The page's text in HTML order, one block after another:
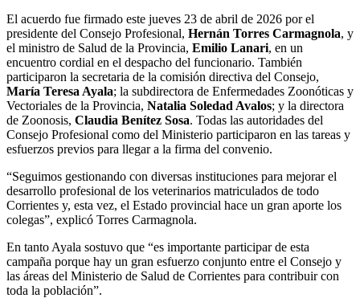
El acuerdo fue firmado este jueves 23 de abril de 2026 por el
presidente del Consejo Profesional, Hernán Torres Carmagnola, y
el ministro de Salud de la Provincia, Emilio Lanari, en un
encuentro cordial en el despacho del funcionario. También
participaron la secretaria de la comisión directiva del Consejo,
María Teresa Ayala; la subdirectora de Enfermedades Zoonóticas y
Vectoriales de la Provincia, Natalia Soledad Avalos; y la directora
de Zoonosis, Claudia Benítez Sosa. Todas las autoridades del
Consejo Profesional como del Ministerio participaron en las tareas y
esfuerzos previos para llegar a la firma del convenio.
“Seguimos gestionando con diversas instituciones para mejorar el
desarrollo profesional de los veterinarios matriculados de todo
Corrientes y, esta vez, el Estado provincial hace un gran aporte los
colegas”, explicó Torres Carmagnola.
En tanto Ayala sostuvo que “es importante participar de esta
campaña porque hay un gran esfuerzo conjunto entre el Consejo y
las áreas del Ministerio de Salud de Corrientes para contribuir con
toda la población”.